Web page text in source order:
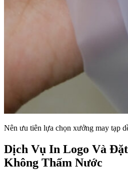
Nên ưu tiên lựa chọn xưởng may tạp
Dịch Vụ In Logo Và
Không Thấm Nước